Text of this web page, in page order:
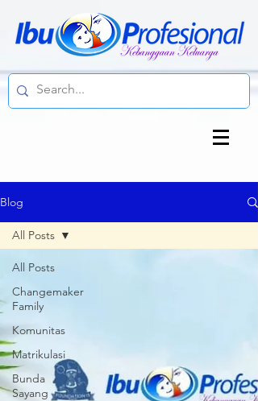
Blog
All Posts
Changemaker
Family
Komunitas
Matrikulasi
Bunda
Sayang
All Posts